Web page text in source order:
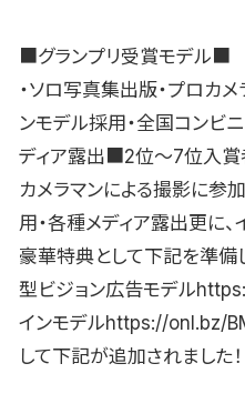
■グランプリ受賞モデル■
・ソロ写真集出版・プロカ
ンモデル採用・全国コンビ
ディア露出■2位〜7位入賞
カメラマンによる撮影に参
用・各種メディア露出更に
豪華特典として下記を準備
型ビジョン広告モデル
インモデルhttps://onl.bz/
して下記が追加されました！